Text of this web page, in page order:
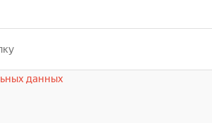
данных